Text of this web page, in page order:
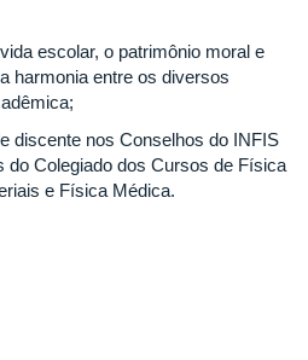
escolar, o patrimônio moral e
harmonia entre os diversos
discente nos Conselhos do INFIS
do Colegiado dos Cursos de Física
e Física Médica.